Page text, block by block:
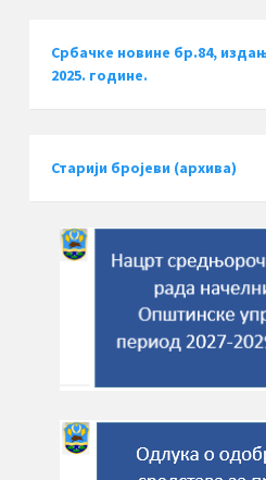
Србачке новине бр.84,
2025. године.
Старији бројеви (архива)